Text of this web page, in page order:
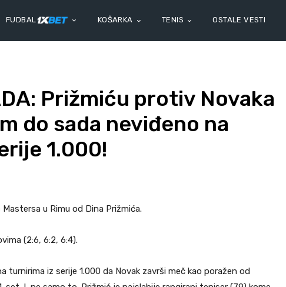
FUDBAL KOŠARKA TENIS OSTALE VESTI
Prižmiću protiv Novaka
do sada neviđeno na
1.000!
u Rimu od Dina Prižmića.
(2:6, 6:2, 6:4).
turnirima iz serije 1.000 da Novak završi meč kao poražen od